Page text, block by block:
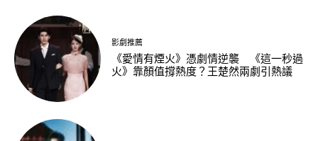
影劇推薦
《愛情有煙火》憑劇情逆襲 《這一秒過
火》靠顏值撐熱度？王楚然兩劇引熱議